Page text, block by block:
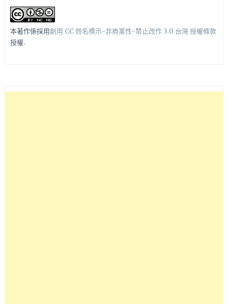
本著作係採用創用 CC 姓名標示-非商業性-禁止改作 3.0 台灣 授權條款
授權.